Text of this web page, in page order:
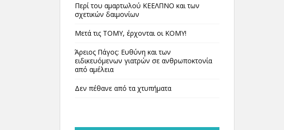
Περί του αμαρτωλού ΚΕΕΛΠΝΟ και των
σχετικών δαιμονίων
Μετά τις ΤΟΜΥ, έρχονται οι ΚΟΜΥ!
Άρειος Πάγος: Ευθύνη και των
ειδικευόμενων γιατρών σε ανθρωποκτονία
από αμέλεια
Δεν πέθανε από τα χτυπήματα